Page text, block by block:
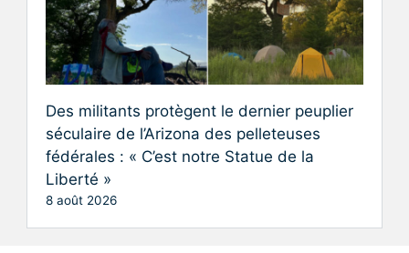
Des militants protègent le dernier peuplier
séculaire de l’Arizona des pelleteuses
fédérales : « C’est notre Statue de la
Liberté »
8 août 2026